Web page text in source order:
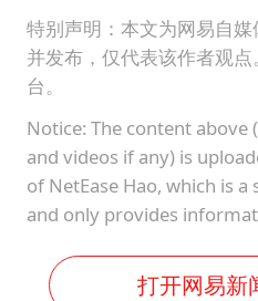
特别声明：本文为网易自媒
并发布，仅代表该作者观
台。
Notice: The content
and videos if any) is
of NetEase Hao, which is
and only provides
打开网易新